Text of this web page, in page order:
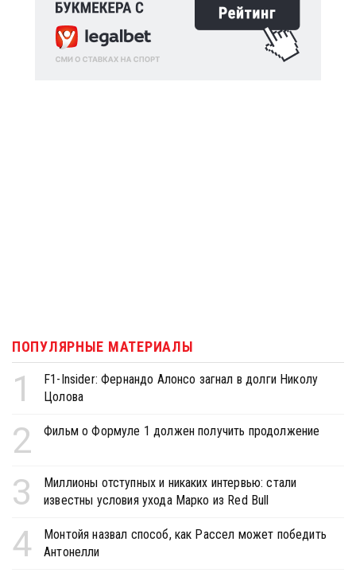
ПОПУЛЯРНЫЕ МАТЕРИАЛЫ
1
F1-Insider: Фернандо Алонсо загнал в долги Николу
Цолова
2 Фильм о Формуле 1 должен получить продолжение
3
Миллионы отступных и никаких интервью: стали
известны условия ухода Марко из Red Bull
4
Монтойя назвал способ, как Рассел может победить
Антонелли